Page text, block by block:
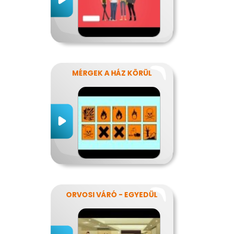
MÉRGEK A HÁZ KÖRÜL
ORVOSI VÁRÓ - EGYEDÜL